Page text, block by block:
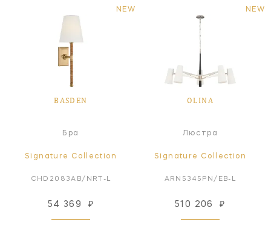
NEW
BASDEN
Бра
Signature Collection
CHD2083AB/NRT-L
54 369 ₽
NEW
OLINA
Люстра
Signature Collection
ARN5345PN/EB-L
510 206 ₽